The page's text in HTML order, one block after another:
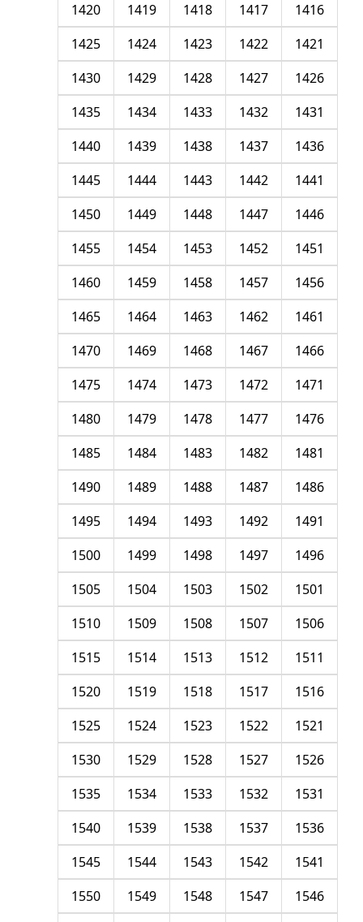
1416
1417
1418
1419
1420
1421
1422
1423
1424
1425
1426
1427
1428
1429
1430
1431
1432
1433
1434
1435
1436
1437
1438
1439
1440
1441
1442
1443
1444
1445
1446
1447
1448
1449
1450
1451
1452
1453
1454
1455
1456
1457
1458
1459
1460
1461
1462
1463
1464
1465
1466
1467
1468
1469
1470
1471
1472
1473
1474
1475
1476
1477
1478
1479
1480
1481
1482
1483
1484
1485
1486
1487
1488
1489
1490
1491
1492
1493
1494
1495
1496
1497
1498
1499
1500
1501
1502
1503
1504
1505
1506
1507
1508
1509
1510
1511
1512
1513
1514
1515
1516
1517
1518
1519
1520
1521
1522
1523
1524
1525
1526
1527
1528
1529
1530
1531
1532
1533
1534
1535
1536
1537
1538
1539
1540
1541
1542
1543
1544
1545
1546
1547
1548
1549
1550